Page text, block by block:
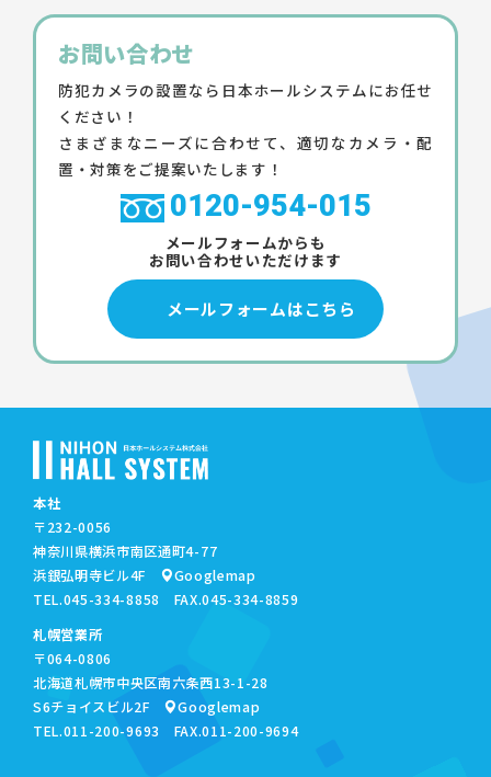
お問い合わせ
防犯カメラの設置なら日本ホールシステムにお任せ
ください！
さまざまなニーズに合わせて、適切なカメラ・配
置・対策をご提案いたします！
0120-954-015
メールフォームからも
お問い合わせいただけます
メールフォームはこちら
本社
〒232-0056
神奈川県横浜市南区通町4-77
浜銀弘明寺ビル4F
Googlemap
TEL.045-334-8858
FAX.045-334-8859
札幌営業所
〒064-0806
北海道札幌市中央区南六条西13-1-28
S6チョイスビル2F
Googlemap
TEL.011-200-9693 FAX.011-200-9694